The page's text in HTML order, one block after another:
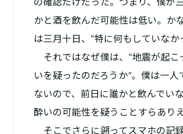
かと酒を飲んだ可能性は低い。か
は三月十日、“特に何もしていなか
それではなぜ僕は、“地震が起こ
いを疑ったのだろうか”。僕は一
ないので、前日に誰かと飲んでい
酔いの可能性を疑うことすらあり
そこでさらに遡ってスマホの記